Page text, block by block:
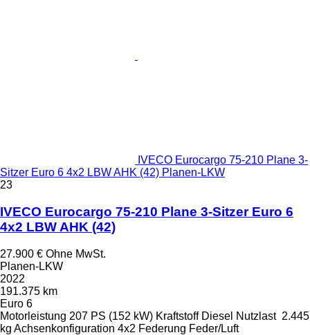
IVECO Eurocargo 75-210 Plane 3-
Sitzer Euro 6 4x2 LBW AHK (42) Planen-LKW
23
IVECO Eurocargo 75-210 Plane 3-Sitzer Euro 6
4x2 LBW AHK (42)
27.900 € Ohne MwSt.
Planen-LKW
2022
191.375 km
Euro 6
Motorleistung 207 PS (152 kW) Kraftstoff Diesel Nutzlast 2.445
kg Achsenkonfiguration 4x2 Federung Feder/Luft